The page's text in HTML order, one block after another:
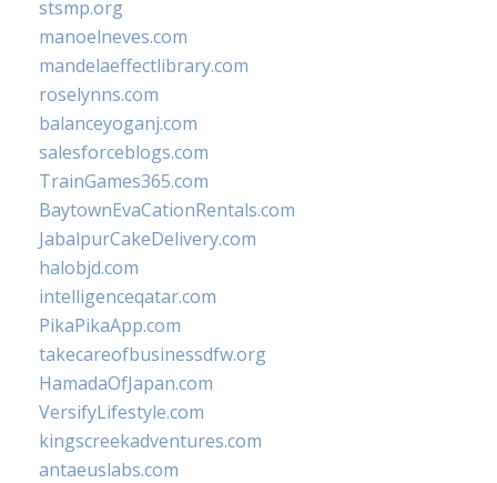
stsmp.org
manoelneves.com
mandelaeffectlibrary.com
roselynns.com
balanceyoganj.com
salesforceblogs.com
TrainGames365.com
BaytownEvaCationRentals.com
JabalpurCakeDelivery.com
halobjd.com
intelligenceqatar.com
PikaPikaApp.com
takecareofbusinessdfw.org
HamadaOfJapan.com
VersifyLifestyle.com
kingscreekadventures.com
antaeuslabs.com